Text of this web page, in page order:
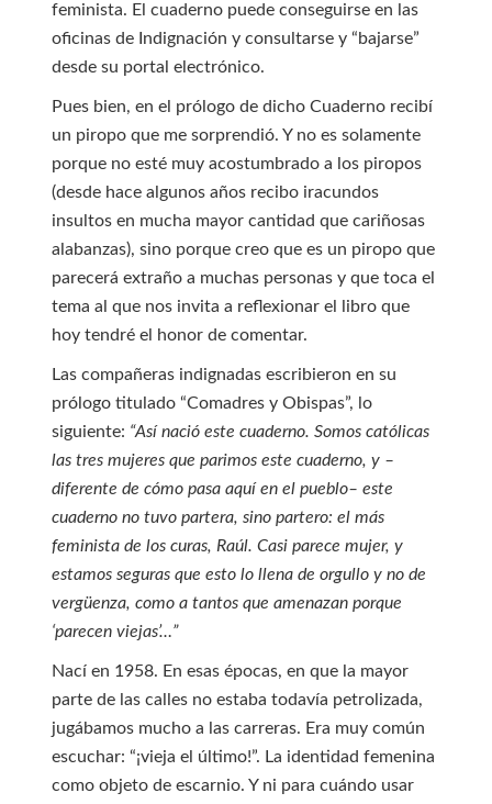
feminista. El cuaderno puede conseguirse en las
oficinas de Indignación y consultarse y “bajarse”
desde su portal electrónico.
Pues bien, en el prólogo de dicho Cuaderno recibí
un piropo que me sorprendió. Y no es solamente
porque no esté muy acostumbrado a los piropos
(desde hace algunos años recibo iracundos
insultos en mucha mayor cantidad que cariñosas
alabanzas), sino porque creo que es un piropo que
parecerá extraño a muchas personas y que toca el
tema al que nos invita a reflexionar el libro que
hoy tendré el honor de comentar.
Las compañeras indignadas escribieron en su
prólogo titulado “Comadres y Obispas”, lo
siguiente: “Así nació este cuaderno. Somos católicas
las tres mujeres que parimos este cuaderno, y –
diferente de cómo pasa aquí en el pueblo– este
cuaderno no tuvo partera, sino partero: el más
feminista de los curas, Raúl. Casi parece mujer, y
estamos seguras que esto lo llena de orgullo y no de
vergüenza, como a tantos que amenazan porque
‘parecen viejas’…”
Nací en 1958. En esas épocas, en que la mayor
parte de las calles no estaba todavía petrolizada,
jugábamos mucho a las carreras. Era muy común
escuchar: “¡vieja el último!”. La identidad femenina
como objeto de escarnio. Y ni para cuándo usar